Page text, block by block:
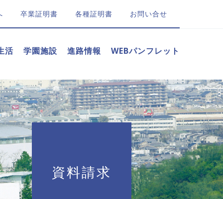
活 学園施設 進路情報 WEBパンフレット
卒業証明書 各種証明書 お問い合せ
資料請求